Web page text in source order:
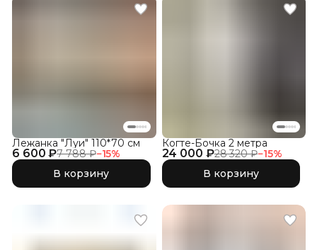
6 600 ₽7 788 ₽−15%
Лежанка "Луи" 110*70 см
В корзину
24 000 ₽28 320 ₽−15%
Когте-Бочка 2 метра
В корзину